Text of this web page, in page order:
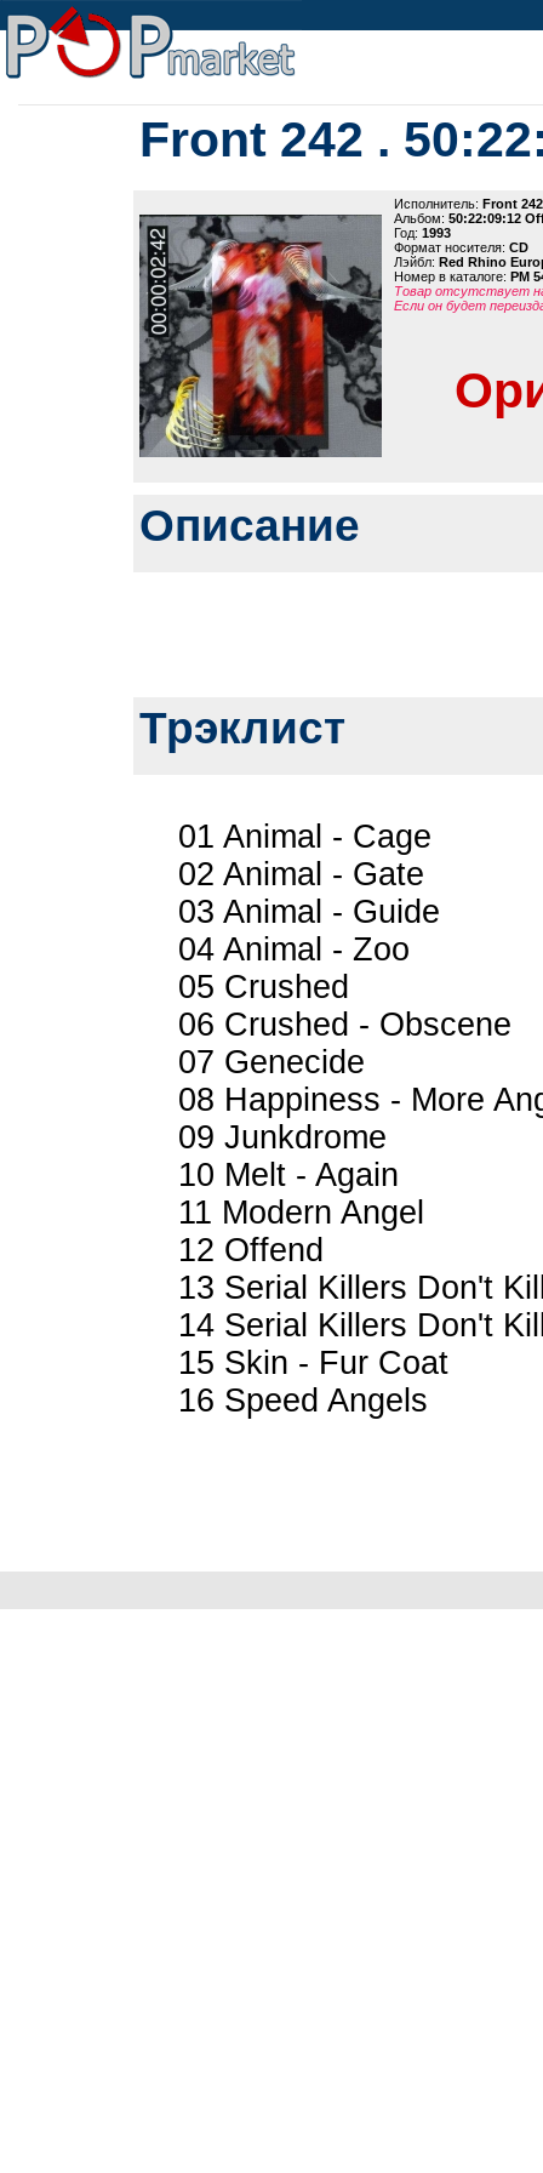
Front 242 .
Исполнитель: Front 242
Альбом: 50:22:09:12
Год: 1993
Формат носителя: CD
Лэйбл: Red Rhino
Номер в каталоге: PM
Товар отсутствует
Если он будет
Описание
Трэклист
01 Animal - Cage
02 Animal - Gate
03 Animal - Guide
04 Animal - Zoo
05 Crushed
06 Crushed - Obscene
07 Genecide
08 Happiness - More
09 Junkdrome
10 Melt - Again
11 Modern Angel
12 Offend
13 Serial Killers Don't
14 Serial Killers Don't
15 Skin - Fur Coat
16 Speed Angels